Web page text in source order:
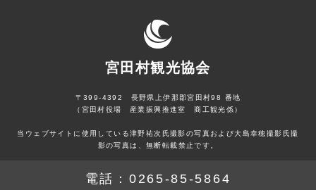
宮田村観光協会
〒399-4392 長野県上伊那郡宮田村98 番地
（宮田村役場 産業振興推進室 商工観光係）
当ウェブサイトに使用している津野祐次氏撮影の写真および大島幸穂撮影氏撮
影の写真は、無断転載禁止です。
電話： 0265-85-5864